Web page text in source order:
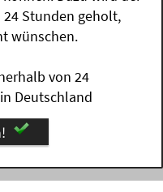
24 Stunden geholt,
wünschen.
von 24
Deutschland